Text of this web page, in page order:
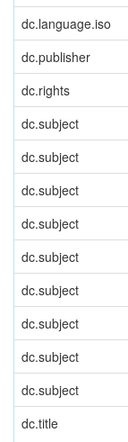
dc.language.iso
dc.publisher
dc.rights
dc.subject
dc.subject
dc.subject
dc.subject
dc.subject
dc.subject
dc.subject
dc.subject
dc.subject
dc.title